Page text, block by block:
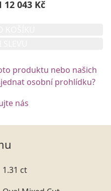
12 043 Kč
produktu nebo našich
osobní prohlídku?
nás
1.31 ct